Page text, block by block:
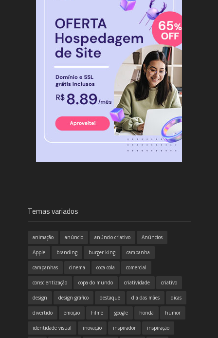
Temas variados
animação anúncio anúncio criativo Anúncios
Apple branding burger king campanha
campanhas cinema coca cola comercial
conscientização copa do mundo criatividade criativo
design design gráfico destaque dia das mães dicas
divertido emoção Filme google honda humor
identidade visual inovação inspirador inspiração